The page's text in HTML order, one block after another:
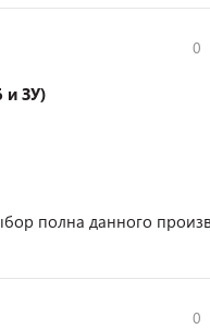
0
и ЗУ)
полна данного
0